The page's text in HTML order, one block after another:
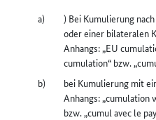
) Bei Kumulierung
oder einer bilateralen
Anhangs: „EU
cumulation“ bzw.
bei Kumulierung mit
Anhangs: „cumulation
bzw. „cumul avec le